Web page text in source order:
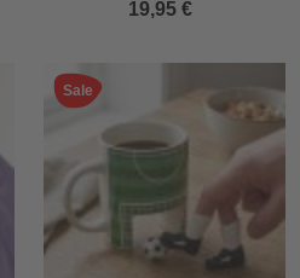
19,95 €
Sale